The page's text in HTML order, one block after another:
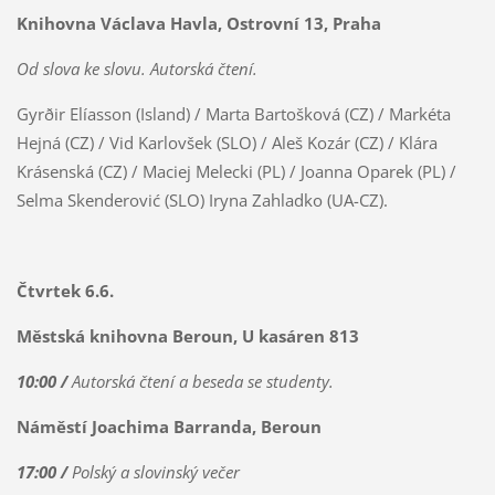
Knihovna Václava Havla, Ostrovní 13, Praha
Od slova ke slovu. Autorská čtení.
Gyrðir Elíasson (Island) / Marta Bartošková (CZ) / Markéta
Hejná (CZ) / Vid Karlovšek (SLO) / Aleš Kozár (CZ) / Klára
Krásenská (CZ) / Maciej Melecki (PL) / Joanna Oparek (PL) /
Selma Skenderović (SLO) Iryna Zahladko (UA-CZ).
Čtvrtek 6.6.
Městská knihovna Beroun, U kasáren 813
10:00 /Autorská čtení a beseda se studenty.
Náměstí Joachima Barranda, Beroun
17:00 /Polský a slovinský večer